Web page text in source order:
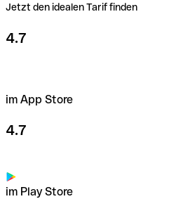
Jetzt den idealen Tarif finden
4.7
im App Store
4.7
im Play Store